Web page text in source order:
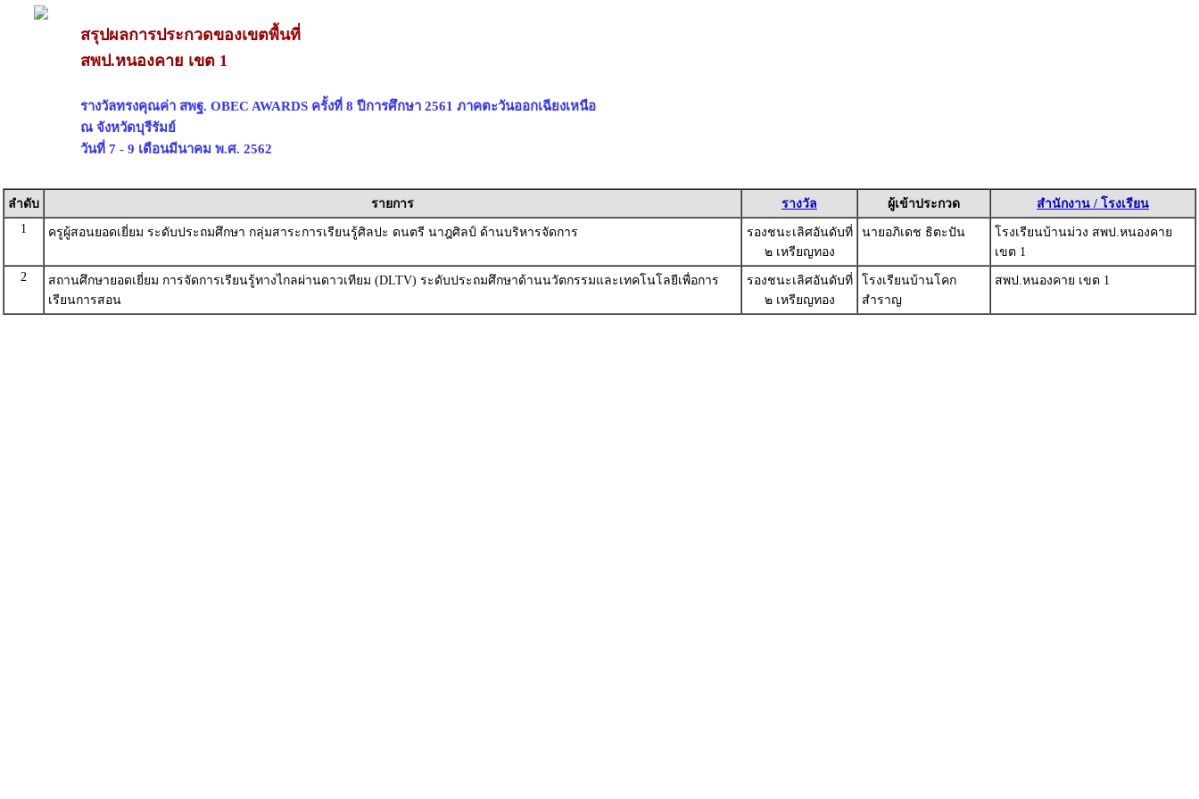
สรุปผลการประกวดของเขตพื้นที่
สพป.หนองคาย เขต 1
รางวัลทรงคุณค่า สพฐ. OBEC AWARDS ครั้งที่ 8 ปีการศึกษา 2561 ภาคตะวันออกเฉียงเหนือ
ณ จังหวัดบุรีรัมย์
วันที่ 7 - 9 เดือนมีนาคม พ.ศ. 2562
ลำดับ รายการ รางวัล ผู้เข้าประกวด
สำนักงาน / โรงเรียน
1
ครูผู้สอนยอดเยี่ยม ระดับประถมศึกษา กลุ่มสาระการเรียนรู้ศิลปะ ดนตรี นาฎศิลป์ ด้านบริหารจัดการ
รองชนะเลิศอันดับที่
๒ เหรียญทอง
นายอภิเดช ธิตะปัน
โรงเรียนบ้านม่วง สพป.หนองคาย
เขต 1
2
สถานศึกษายอดเยี่ยม การจัดการเรียนรู้ทางไกลผ่านดาวเทียม (DLTV) ระดับประถมศึกษาด้านนวัตกรรมและเทคโนโลยีเพื่อการ
เรียนการสอน
รองชนะเลิศอันดับที่
๒ เหรียญทอง
โรงเรียนบ้านโคก
สำราญ
สพป.หนองคาย เขต 1